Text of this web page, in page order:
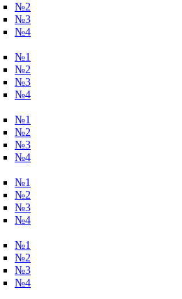
№2
№3
№4
№1
№2
№3
№4
№1
№2
№3
№4
№1
№2
№3
№4
№1
№2
№3
№4